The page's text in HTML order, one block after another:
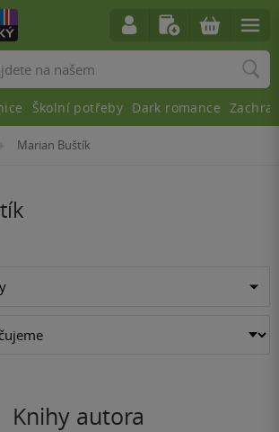
»
Marian Buštík
Knihy autora
Školní potřeby Dark romance